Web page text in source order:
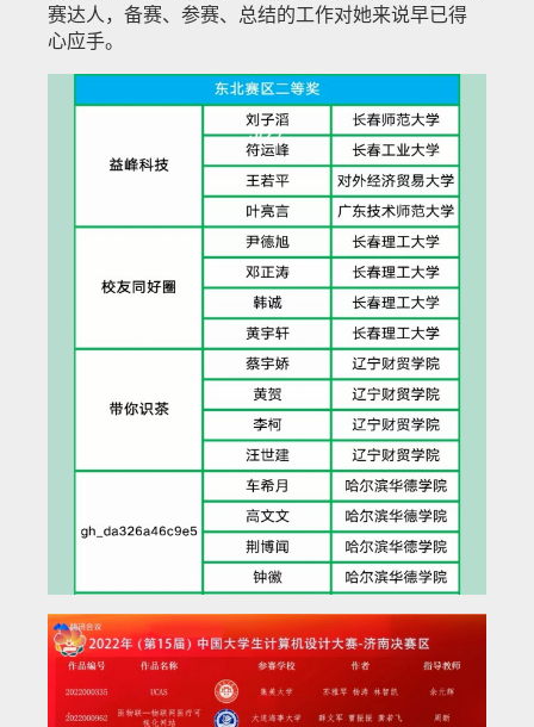
赛达人，备赛、参赛、总结的工作对她来说早已得
心应手。